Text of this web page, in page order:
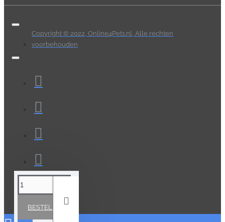
BESTELLEN
Copyright © 2022, Online4Pets.nl, Alle rechten
voorbehouden